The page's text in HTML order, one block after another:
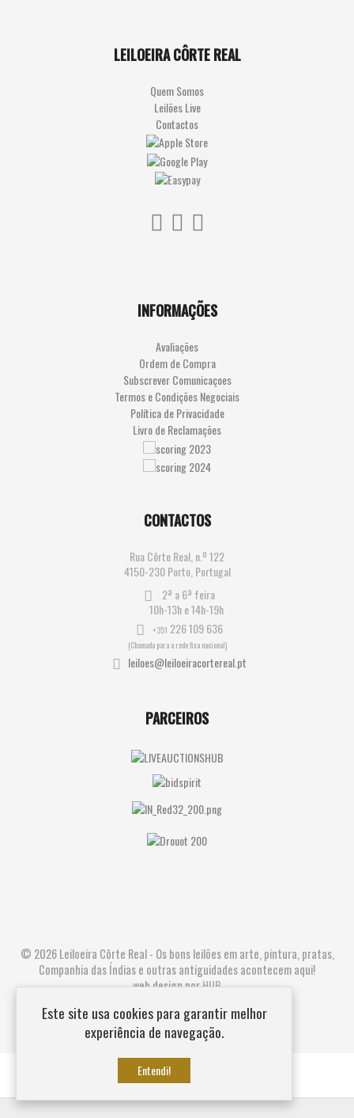
LEILOEIRA CÔRTE REAL
Quem Somos
Leilões Live
Contactos
INFORMAÇÕES
Avaliações
Ordem de Compra
Subscrever Comunicaçoes
Termos e Condições Negociais
Política de Privacidade
Livro de Reclamações
CONTACTOS
Rua Côrte Real, n.º 122
4150-230 Porto, Portugal
2ª a 6ª feira
10h-13h e 14h-19h
+351 226 109 636
(Chamada para a rede fixa nacional)
leiloes@leiloeiracortereal.pt
PARCEIROS
© 2026 Leiloeira Côrte Real - Os bons leilões em arte, pintura, pratas,
Companhia das Índias e outras antiguidades acontecem aqui!
web design porHUB
Este site usa cookies para garantir melhor
experiência de navegação.
Entendi!